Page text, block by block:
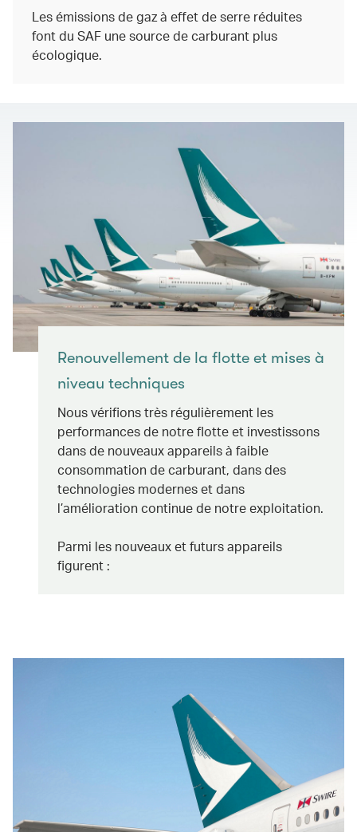
Les émissions de gaz à effet de serre réduites
font du SAF une source de carburant plus
écologique.
Renouvellement de la flotte et mises à
niveau techniques
Nous vérifions très régulièrement les
performances de notre flotte et investissons
dans de nouveaux appareils à faible
consommation de carburant, dans des
technologies modernes et dans
l’amélioration continue de notre exploitation.
Parmi les nouveaux et futurs appareils
figurent :